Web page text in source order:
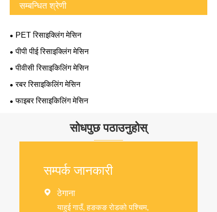
सम्बन्धित श्रेणी
PET रिसाइक्लिंग मेसिन
पीपी पीई रिसाइक्लिंग मेसिन
पीवीसी रिसाइकिलिंग मेसिन
रबर रिसाइकिलिंग मेसिन
फाइबर रिसाइकिलिंग मेसिन
सोधपुछ पठाउनुहोस्
सम्पर्क जानकारी
 ठेगाना
याहुई गाउँ, हङकङ रोडको पश्चिम,